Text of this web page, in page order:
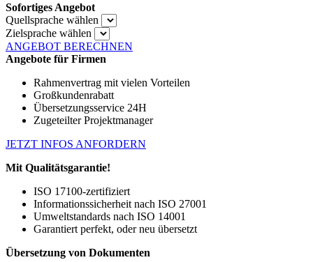
Sofortiges Angebot
Quellsprache wählen
Zielsprache wählen
ANGEBOT BERECHNEN
Angebote für Firmen
Rahmenvertrag mit vielen Vorteilen
Großkundenrabatt
Übersetzungsservice 24H
Zugeteilter Projektmanager
JETZT INFOS ANFORDERN
Mit Qualitätsgarantie!
ISO 17100-zertifiziert
Informationssicherheit nach ISO 27001
Umweltstandards nach ISO 14001
Garantiert perfekt, oder neu übersetzt
Übersetzung von Dokumenten